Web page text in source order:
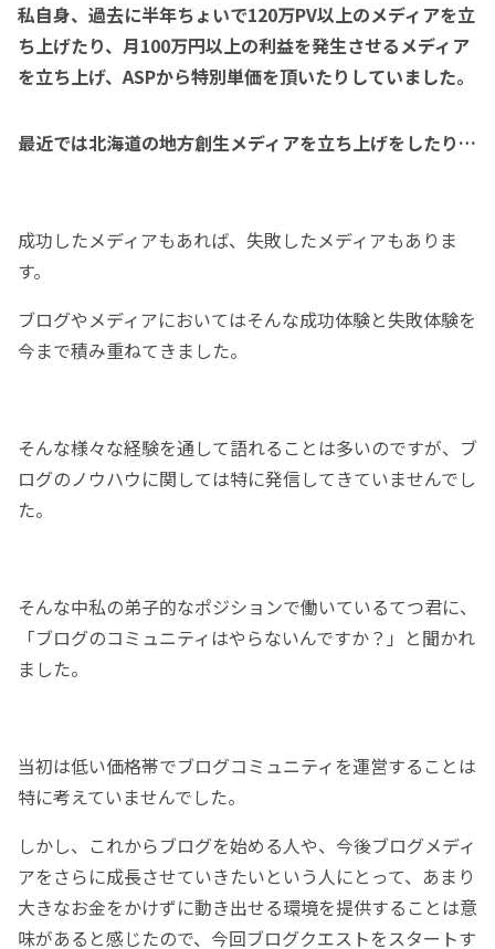
私自身、過去に半年ちょいで120万PV以上のメディアを立
ち上げたり、月100万円以上の利益を発生させるメディア
を立ち上げ、ASPから特別単価を頂いたりしていました。
最近では北海道の地方創生メディアを立ち上げをしたり…
成功したメディアもあれば、失敗したメディアもありま
す。
ブログやメディアにおいてはそんな成功体験と失敗体験を
今まで積み重ねてきました。
そんな様々な経験を通して語れることは多いのですが、ブ
ログのノウハウに関しては特に発信してきていませんでし
た。
そんな中私の弟子的なポジションで働いているてつ君に、
「ブログのコミュニティはやらないんですか？」と聞かれ
ました。
当初は低い価格帯でブログコミュニティを運営することは
特に考えていませんでした。
しかし、これからブログを始める人や、今後ブログメディ
アをさらに成長させていきたいという人にとって、あまり
大きなお金をかけずに動き出せる環境を提供することは意
味があると感じたので、今回ブログクエストをスタートす